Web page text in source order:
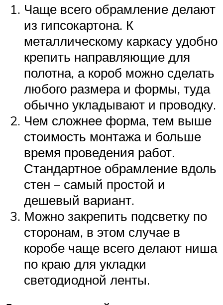
Чаще всего обрамление делают
из гипсокартона. К
металлическому каркасу удобно
крепить направляющие для
полотна, а короб можно сделать
любого размера и формы, туда
обычно укладывают и проводку.
Чем сложнее форма, тем выше
стоимость монтажа и больше
время проведения работ.
Стандартное обрамление вдоль
стен – самый простой и
дешевый вариант.
Можно закрепить подсветку по
сторонам, в этом случае в
коробе чаще всего делают ниша
по краю для укладки
светодиодной ленты.